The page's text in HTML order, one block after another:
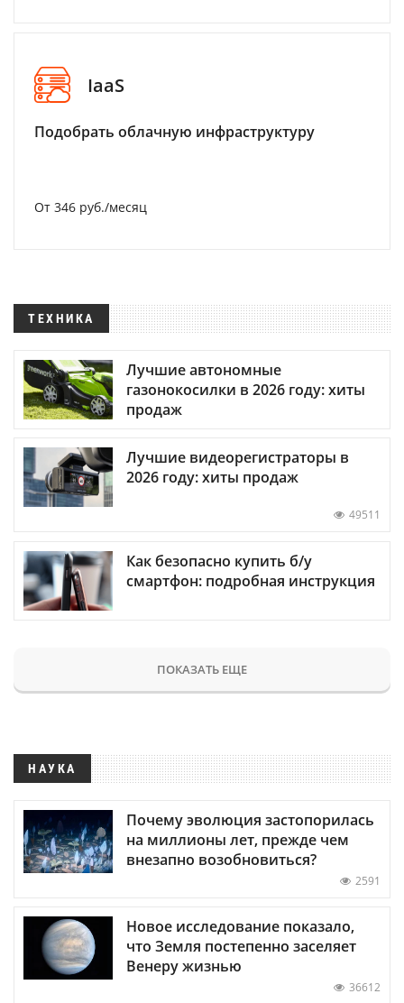
IaaS
Подобрать облачную инфраструктуру
От 346 руб./месяц
ТЕХНИКА
Лучшие автономные
газонокосилки в 2026 году: хиты
продаж
Лучшие видеорегистраторы в
2026 году: хиты продаж
49511
Как безопасно купить б/у
смартфон: подробная инструкция
ПОКАЗАТЬ ЕЩЕ
НАУКА
Почему эволюция застопорилась
на миллионы лет, прежде чем
внезапно возобновиться?
2591
Новое исследование показало,
что Земля постепенно заселяет
Венеру жизнью
36612